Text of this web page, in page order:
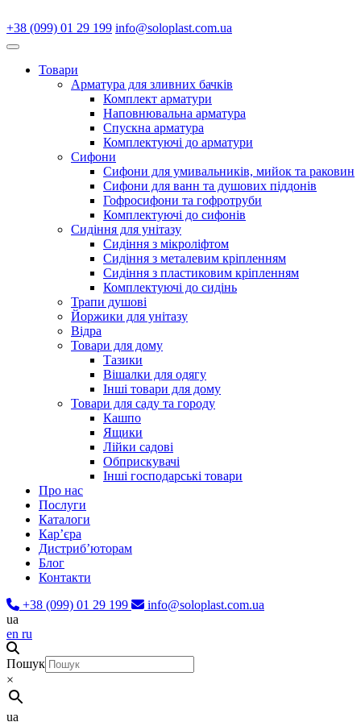
+38 (099) 01 29 199 info@soloplast.com.ua
Товари
Арматура для зливних бачків
Комплект арматури
Наповнювальна арматура
Спускна арматура
Комплектуючі до арматури
Сифони
Сифони для умивальників, мийок та раковин
Сифони для ванн та душових піддонів
Гофросифони та гофротруби
Комплектуючі до сифонів
Сидіння для унітазу
Сидіння з мікроліфтом
Сидіння з металевим кріпленням
Сидіння з пластиковим кріпленням
Комплектуючі до сидінь
Трапи душові
Йоржики для унітазу
Відра
Товари для дому
Тазики
Вішалки для одягу
Інші товари для дому
Товари для саду та городу
Кашпо
Ящики
Лійки садові
Обприскувачі
Інші господарські товари
Про нас
Послуги
Каталоги
Карʼєра
Дистриб’юторам
Блог
Контакти
+38 (099) 01 29 199
info@soloplast.com.ua
ua
en ru
Пошук
×
ua